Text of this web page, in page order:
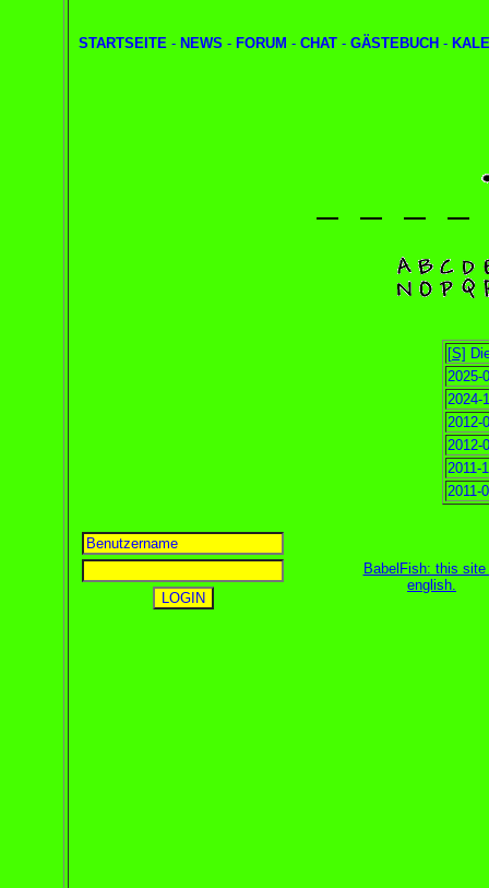
STARTSEITE - NEWS - FORUM - CHAT - GÄSTEBUCH -
[S]
2025-
2024-
2012-
2012-
2011-
2011-
BabelFish: this site
english.